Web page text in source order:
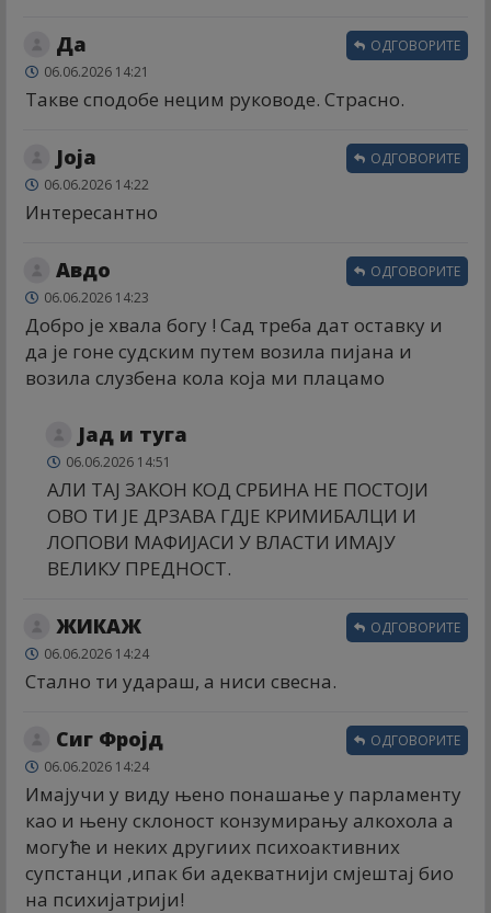
Да
06.06.2026 14:21
Такве сподобе нецим руководе. Страсно.
ОДГОВОРИТЕ
Јоја
06.06.2026 14:22
Интересантно
ОДГОВОРИТЕ
Авдо
06.06.2026 14:23
Добро је хвала богу ! Сад треба дат оставку и
да је гоне судским путем возила пијана и
возила слузбена кола која ми плацамо
ОДГОВОРИТЕ
Јад и туга
06.06.2026 14:51
АЛИ ТАЈ ЗАКОН КОД СРБИНА НЕ ПОСТОЈИ
ОВО ТИ ЈЕ ДРЗАВА ГДЈЕ КРИМИБАЛЦИ И
ЛОПОВИ МАФИЈАСИ У ВЛАСТИ ИМАЈУ
ВЕЛИКУ ПРЕДНОСТ.
ЖИКАЖ
06.06.2026 14:24
Стално ти удараш, а ниси свесна.
ОДГОВОРИТЕ
Сиг Фројд
06.06.2026 14:24
Имајучи у виду њено понашање у парламенту
као и њену склоност конзумирању алкохола а
могуће и неких другиих психоактивних
супстанци ,ипак би адекватнији смјештај био
на психијатрији!
ОДГОВОРИТЕ